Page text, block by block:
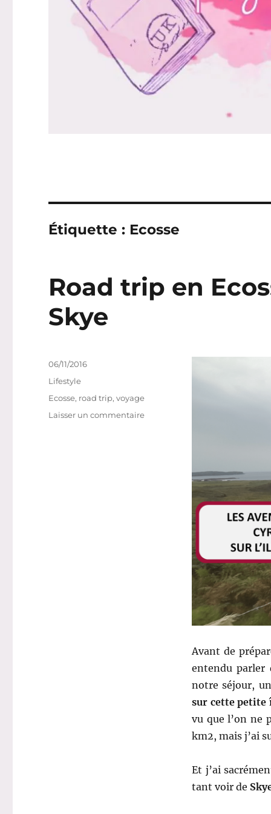
Étiquette : Ecosse
Road trip en
Skye
Avant de
entendu parler
notre séjour,
sur cette petite
vu que l’on ne
km2, mais j’ai
Et j’ai
tant voir de
Publié
le
06/11/2016
Catégories
Lifestyle
Étiquettes
Ecosse, road trip,voyage
Laisser un commentairesur